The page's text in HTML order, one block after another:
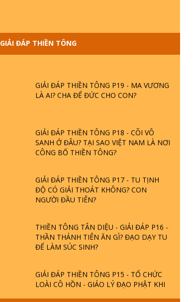
GIẢI ĐÁP THIỀN TÔNG
GIẢI ĐÁP THIỀN TÔNG ĐẶC BIỆT PHẦN
20 - BÁC NGUYỄN NHÂN LÀ AI? PHIỀN
NÃO DO ĐÂU MÀ CÓ?
GIẢI ĐÁP THIỀN TÔNG P19 - MA VƯƠNG
LÀ AI? CHA ĐỂ ĐỨC CHO CON?
GIẢI ĐÁP THIỀN TÔNG P18 - CÕI VÔ
SANH Ở ĐÂU? TẠI SAO VIỆT NAM LÀ NƠI
CÔNG BỐ THIỀN TÔNG?
GIẢI ĐÁP THIỀN TÔNG P17 - TU TỊNH
ĐỘ CÓ GIẢI THOÁT KHÔNG? CON
NGƯỜI ĐẦU TIÊN?
THIỀN TÔNG TÂN DIỆU - GIẢI ĐÁP P16 -
THẦN THÁNH TIÊN ĂN GÌ? ĐẠO DẠY TU
ĐỂ LÀM SÚC SINH?
GIẢI ĐÁP THIỀN TÔNG P15 - TỔ CHỨC
LOÀI CÔ HỒN - GIÁO LÝ ĐẠO PHẬT KHI
NÀO XUẤT BẢN